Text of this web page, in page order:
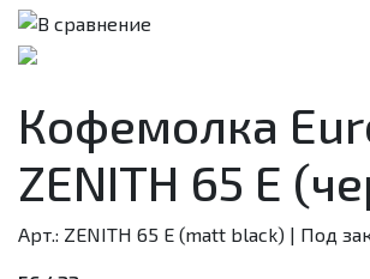
Кофемолка
ZENITH 65 E
Арт.: ZENITH 65 E (matt black) | Под